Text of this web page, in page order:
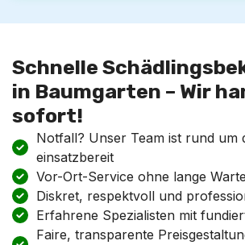
Schnelle
in Baumgarten – Wir
sofort!
Notfall? Unser Team ist rund um
einsatzbereit
Vor-Ort-Service ohne lange
Diskret, respektvoll und
Erfahrene Spezialisten mit
Faire, transparente